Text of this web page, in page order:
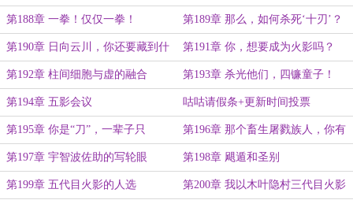
还不够吗？！
第188章 一拳！仅仅一拳！ 第189章 那么，如何杀死‘十刃’？
第190章 日向云川，你还要藏到什
么时候？
第191章 你，想要成为火影吗？
（求月票）
第192章 柱间细胞与虚的融合 第193章 杀光他们，四镰童子！
第194章 五影会议 咕咕请假条+更新时间投票
第195章 你是“刀”，一辈子只
是“刀”
第196章 那个畜生屠戮族人，你有
没有参与？！
第197章 宇智波佐助的写轮眼 第198章 飓遁和圣别
第199章 五代目火影的人选 第200章 我以木叶隐村三代目火影